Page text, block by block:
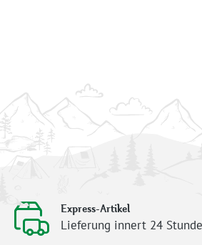
Express-Artikel
Lieferung innert 24